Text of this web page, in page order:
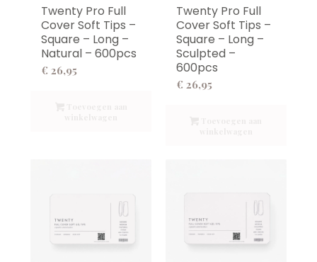
Twenty Pro Full
Cover Soft Tips –
Square – Long –
Natural – 600pcs
€ 26,95
Twenty Pro Full
Cover Soft Tips –
Square – Long –
Sculpted –
600pcs
€ 26,95